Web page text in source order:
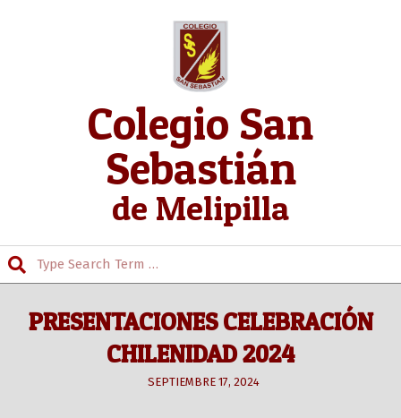
Colegio San
Sebastián
de Melipilla
Navigation
PRESENTACIONES CELEBRACIÓN
CHILENIDAD 2024
SEPTIEMBRE 17, 2024